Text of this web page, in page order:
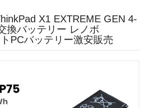
X1 EXTREME GEN 4-
換バッテリー レノボ
PCバッテリー激安販売